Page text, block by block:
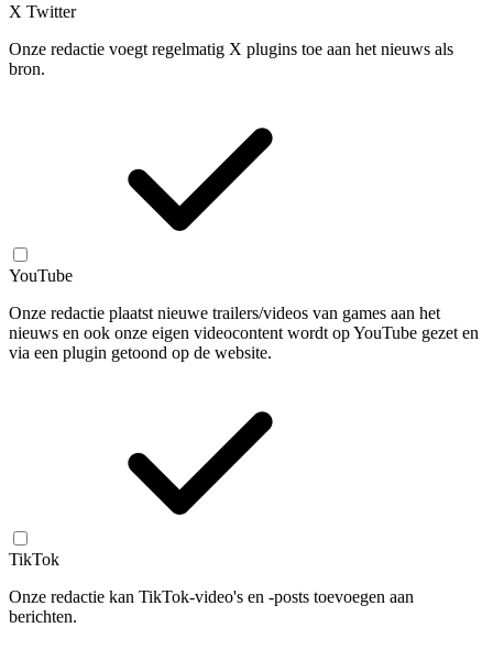
X Twitter
Onze redactie voegt regelmatig X plugins toe aan het nieuws als
bron.
YouTube
Onze redactie plaatst nieuwe trailers/videos van games aan het
nieuws en ook onze eigen videocontent wordt op YouTube gezet en
via een plugin getoond op de website.
TikTok
Onze redactie kan TikTok-video's en -posts toevoegen aan
berichten.